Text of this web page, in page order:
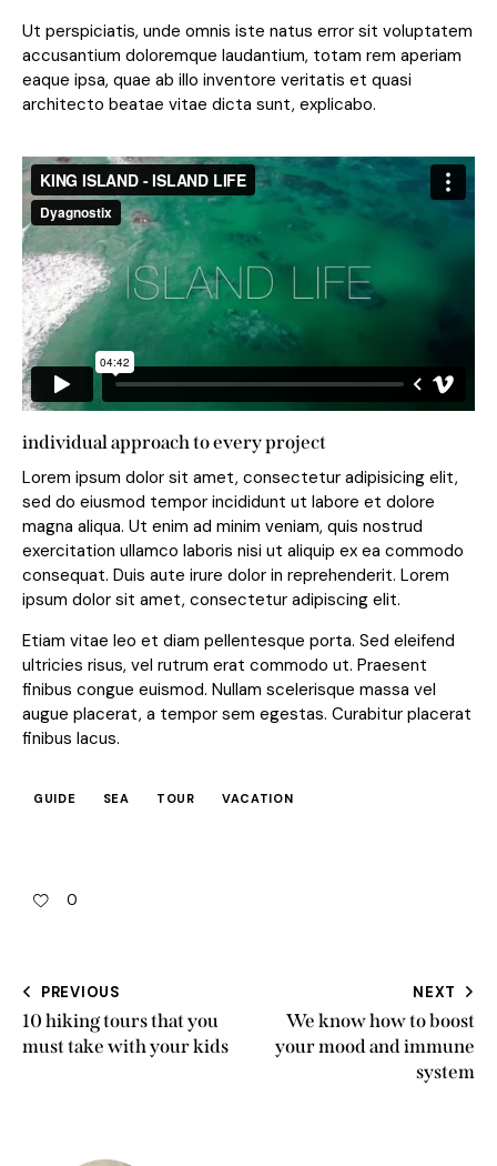
Ut perspiciatis, unde omnis iste natus error sit voluptatem
accusantium doloremque laudantium, totam rem aperiam
eaque ipsa, quae ab illo inventore veritatis et quasi
architecto beatae vitae dicta sunt, explicabo.
individual approach to every project
Lorem ipsum dolor sit amet, consectetur adipisicing elit,
sed do eiusmod tempor incididunt ut labore et dolore
magna aliqua. Ut enim ad minim veniam, quis nostrud
exercitation ullamco laboris nisi ut aliquip ex ea commodo
consequat. Duis aute irure dolor in reprehenderit. Lorem
ipsum dolor sit amet, consectetur adipiscing elit.
Etiam vitae leo et diam pellentesque porta. Sed eleifend
ultricies risus, vel rutrum erat commodo ut. Praesent
finibus congue euismod. Nullam scelerisque massa vel
augue placerat, a tempor sem egestas. Curabitur placerat
finibus lacus.
GUIDE SEA TOUR VACATION
0
PREVIOUS
10 hiking tours that you
must take with your kids
NEXT
We know how to boost
your mood and immune
system